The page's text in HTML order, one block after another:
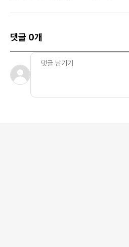
댓글 0개